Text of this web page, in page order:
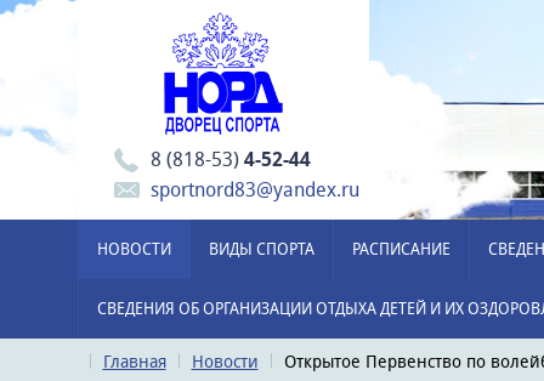
8 (818-53)4-52-44
sportnord83@yandex.ru
НОВОСТИ ВИДЫ СПОРТА РАСПИСАНИЕ
СВЕДЕНИЯ ОБ ОРГАНИЗАЦИИ ОТДЫХА ДЕТЕЙ И ИХ
Главная Новости Открытое Первенство по